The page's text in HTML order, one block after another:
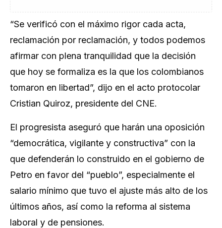
“Se verificó con el máximo rigor cada acta,
reclamación por reclamación, y todos podemos
afirmar con plena tranquilidad que la decisión
que hoy se formaliza es la que los colombianos
tomaron en libertad”, dijo en el acto protocolar
Cristian Quiroz, presidente del CNE.
El progresista aseguró que harán una oposición
“democrática, vigilante y constructiva” con la
que defenderán lo construido en el gobierno de
Petro en favor del “pueblo”, especialmente el
salario mínimo que tuvo el ajuste más alto de los
últimos años, así como la reforma al sistema
laboral y de pensiones.